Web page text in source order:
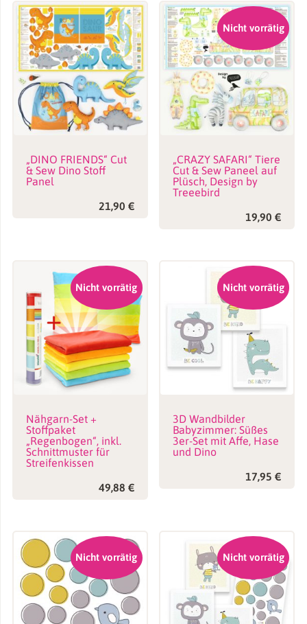
„DINO FRIENDS“ Cut
& Sew Dino Stoff
Panel
21,90 €
Nicht vorrätig
„CRAZY SAFARI“ Tiere
Cut & Sew Paneel auf
Plüsch, Design by
Treeebird
19,90€
Nicht vorrätig
Nähgarn-Set +
Stoffpaket
„Regenbogen“, inkl.
Schnittmuster für
Streifenkissen
49,88 €
Nicht vorrätig
3D Wandbilder
Babyzimmer: Süßes
3er-Set mit Affe, Hase
und Dino
17,95€
Nicht vorrätig Nicht vorrätig